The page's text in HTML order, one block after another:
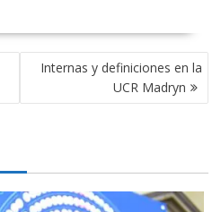
Internas y definiciones en la
UCR Madryn